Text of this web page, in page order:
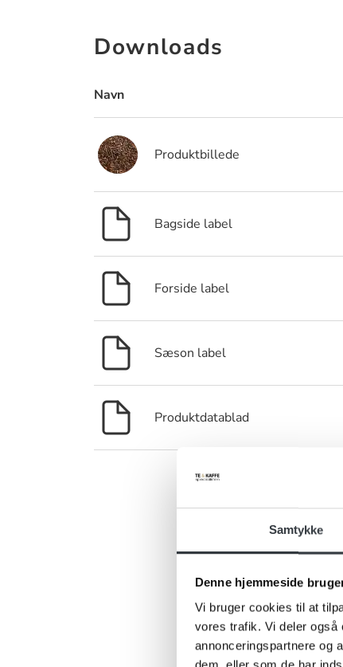
Samtykke
Denne hjemmeside
Vi bruger cookies til at
vores trafik. Vi deler også
annonceringspartnere og
Downloads
Navn
Produktbillede
Bagside label
Forside label
Sæson label
Produktdatablad
Har du